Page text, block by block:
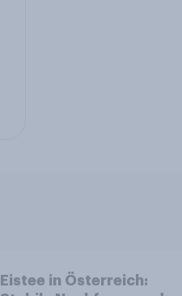
Eistee in Österreich: